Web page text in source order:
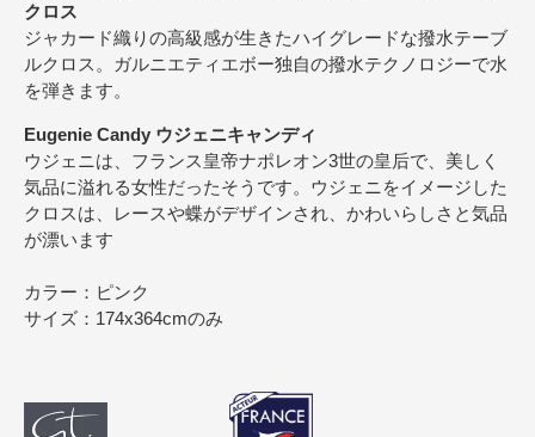
クロス
ジャカード織りの高級感が生きたハイグレードな撥水テーブ
ルクロス。ガルニエティエボー独自の撥水テクノロジーで水
を弾きます。
Eugenie Candy ウジェニキャンディ
ウジェニは、フランス皇帝ナポレオン3世の皇后で、美しく
気品に溢れる女性だったそうです。ウジェニをイメージした
クロスは、レースや蝶がデザインされ、かわいらしさと気品
が漂います
カラー：ピンク
サイズ：174x364cmのみ